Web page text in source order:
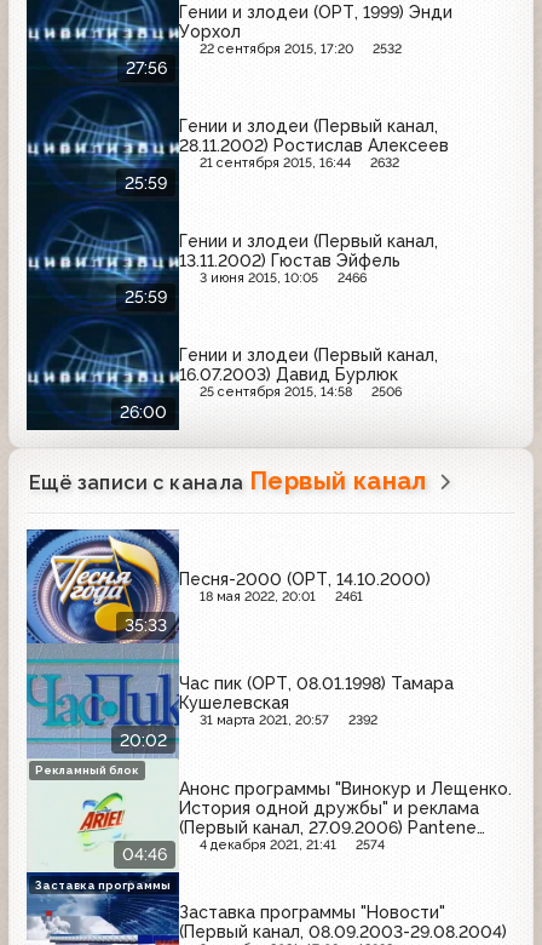
27:56
Гении и злодеи (ОРТ, 1999) Энди
Уорхол
22 сентября 2015, 17:20 2532
25:59
Гении и злодеи (Первый канал,
28.11.2002) Ростислав Алексеев
21 сентября 2015, 16:44 2632
25:59
Гении и злодеи (Первый канал,
13.11.2002) Гюстав Эйфель
3 июня 2015, 10:05 2466
26:00
Гении и злодеи (Первый канал,
16.07.2003) Давид Бурлюк
25 сентября 2015, 14:58 2506
Ещё записи с канала Первый канал
35:33
Песня-2000 (ОРТ, 14.10.2000)
18 мая 2022, 20:01 2461
20:02
Час пик (ОРТ, 08.01.1998) Тамара
Кушелевская
31 марта 2021, 20:57 2392
04:46
Анонс программы "Винокур и Лещенко.
История одной дружбы" и реклама
(Первый канал, 27.09.2006) Pantene
Pro-V, Махеевъ, AOS, Mr. Proper,
Эльдорадо
4 декабря 2021, 21:41 2574
Рекламный блок
Заставка программы "Новости"
(Первый канал, 08.09.2003-29.08.2004)
Заставка программы